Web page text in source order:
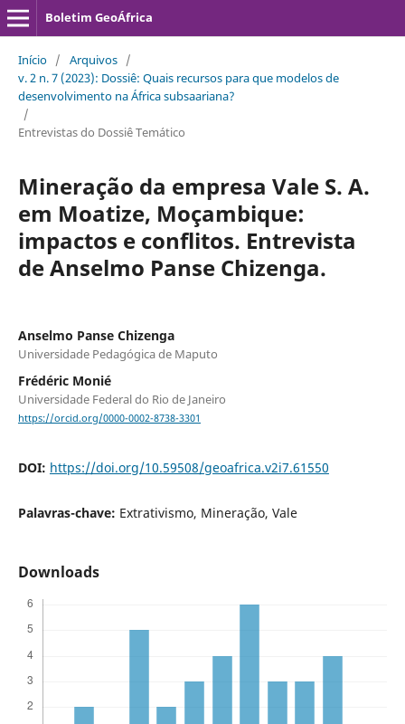
Boletim GeoÁfrica
Início / Arquivos /
v. 2 n. 7 (2023): Dossiê: Quais recursos para que modelos de
desenvolvimento na África subsaariana?
/
Entrevistas do Dossiê Temático
Mineração da empresa Vale S. A.
em Moatize, Moçambique:
impactos e conflitos. Entrevista
de Anselmo Panse Chizenga.
Anselmo Panse Chizenga
Universidade Pedagógica de Maputo
Frédéric Monié
Universidade Federal do Rio de Janeiro
https://orcid.org/0000-0002-8738-3301
DOI: https://doi.org/10.59508/geoafrica.v2i7.61550
Palavras-chave: Extrativismo, Mineração, Vale
Downloads